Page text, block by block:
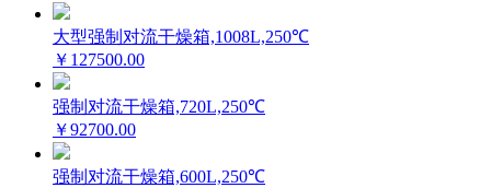
大型强制对流干燥箱,1008L,250℃
￥127500.00
强制对流干燥箱,720L,250℃
￥92700.00
强制对流干燥箱,600L,250℃